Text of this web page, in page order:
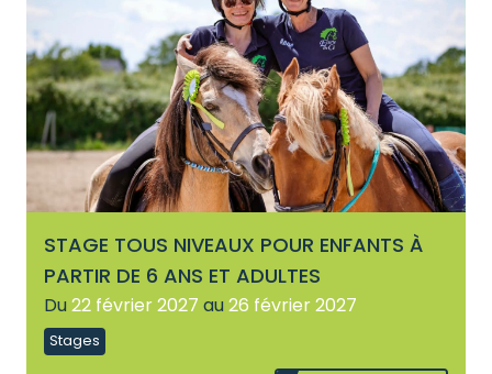
STAGE TOUS NIVEAUX POUR ENFANTS À
PARTIR DE 6 ANS ET ADULTES
Du 22 février 2027 au 26 février 2027
Stages